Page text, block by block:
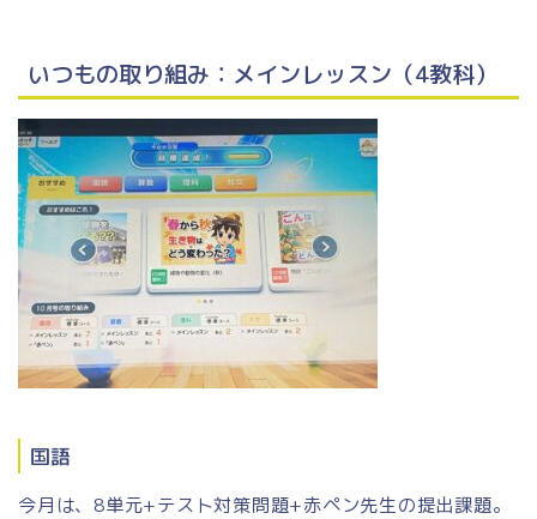
いつもの取り組み：メインレッスン（4教科）
国語
今月は、8単元+テスト対策問題+赤ペン先生の提出課題。